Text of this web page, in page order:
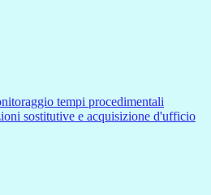
tempi procedimentali
sostitutive e acquisizione d'ufficio